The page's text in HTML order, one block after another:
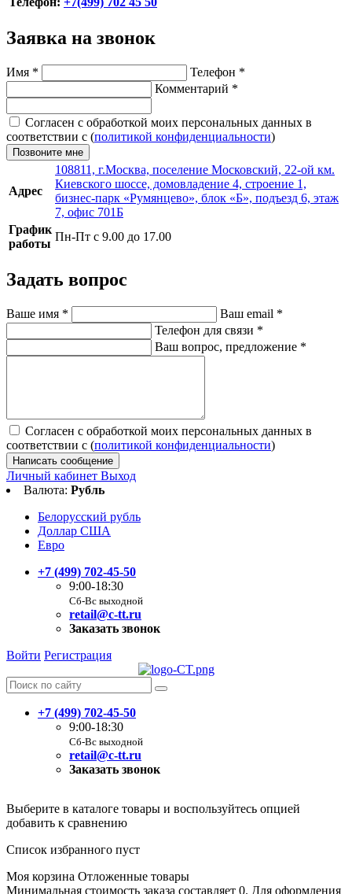
Заявка на звонок
Имя * Телефон *
Комментарий *
Согласен с обработкой моих персональных данных в
соответствии с (политикой конфиденциальности)
Позвоните мне
Адрес
108811, г.Москва, поселение Московский, 22-ой км.
Киевского шоссе, домовладение 4, строение 1,
бизнес-парк «Румянцево», блок «Б», подъезд 6, этаж
7, офис 701Б
График
работы
Пн-Пт с 9.00 до 17.00
Задать вопрос
Ваше имя * Ваш email *
Телефон для связи *
Ваш вопрос, предложение *
Согласен с обработкой моих персональных данных в
соответствии с (политикой конфиденциальности)
Написать сообщение
Личный кабинет Выход
Валюта: Рубль
Белорусский рубль
Доллар США
Евро
+7 (499) 702-45-50
9:00-18:30
Сб-Вс выходной
retail@c-tt.ru
Заказать звонок
Войти Регистрация
+7 (499) 702-45-50
9:00-18:30
Сб-Вс выходной
retail@c-tt.ru
Заказать звонок
Выберите в каталоге товары и воспользуйтесь опцией
добавить к сравнению
Список избранного пуст
Моя корзина Отложенные товары
Минимальная стоимость заказа составляет 0. Для оформления